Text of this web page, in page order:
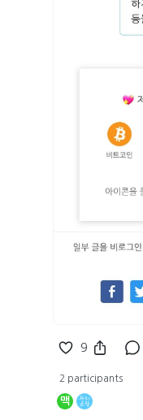
9
2 participants
맥